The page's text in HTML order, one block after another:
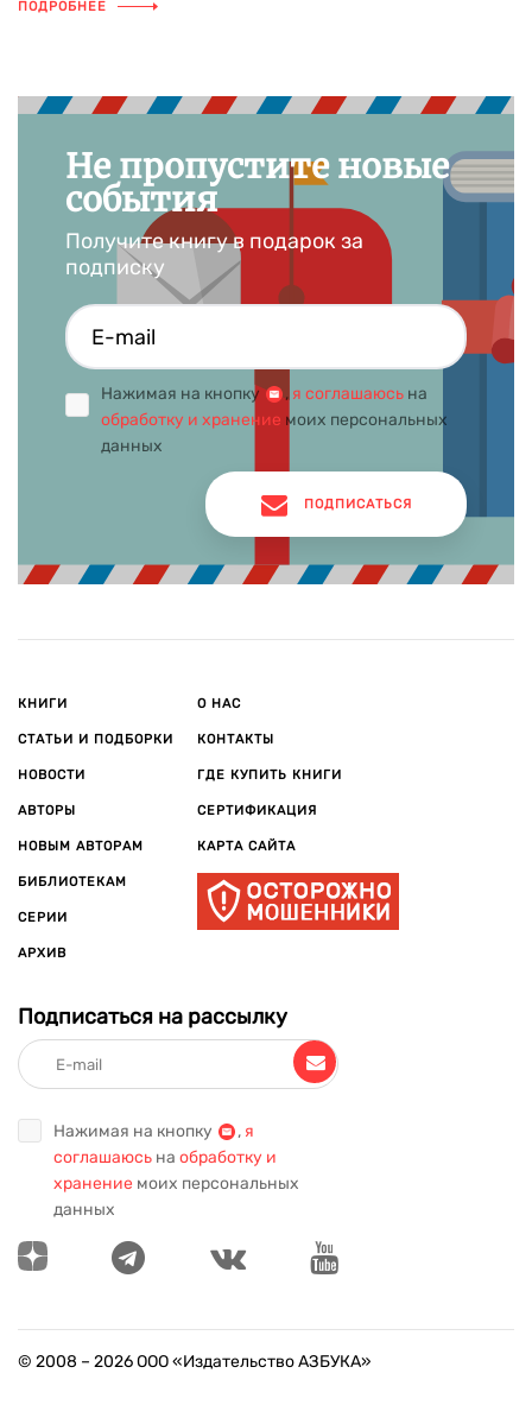
сборники статей. Сегодня имя Мераба Константиновича
ПОДРОБНЕЕ
Не пропустите новые
события
Получите книгу в подарок за
подписку
Нажимая на кнопку , я соглашаюсь на
обработку и хранение моих персональных
данных
ПОДПИСАТЬСЯ
КНИГИ
СТАТЬИ И ПОДБОРКИ
НОВОСТИ
АВТОРЫ
НОВЫМ АВТОРАМ
БИБЛИОТЕКАМ
СЕРИИ
АРХИВ
О НАС
КОНТАКТЫ
ГДЕ КУПИТЬ КНИГИ
СЕРТИФИКАЦИЯ
КАРТА САЙТА
Подписаться на рассылку
Нажимая на кнопку , я
соглашаюсь на обработку и
хранение моих персональных
данных
© 2008 – 2026ООО «Издательство АЗБУКА»